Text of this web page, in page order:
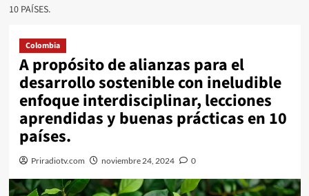
10 PAÍSES.
Colombia
A propósito de alianzas para el
desarrollo sostenible con ineludible
enfoque interdisciplinar, lecciones
aprendidas y buenas prácticas en 10
países.
Priradiotv.com noviembre 24, 2024 0